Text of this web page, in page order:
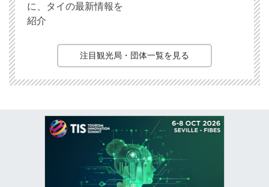
に、タイの最新情報を
紹介
注目観光局・団体一覧を見る